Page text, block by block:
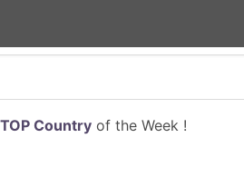
TOP Countryof the Week !